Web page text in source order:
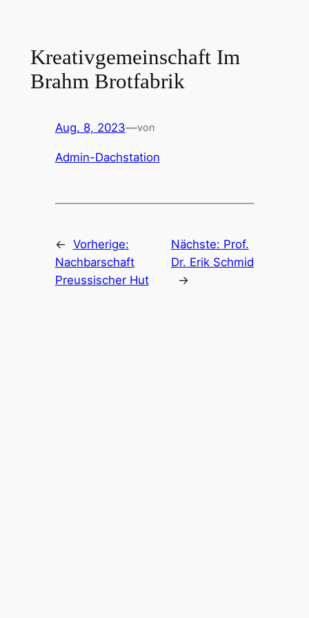
springenKreativgemeinschaft Im
Brahm Brotfabrik
Aug. 8, 2023—von
Admin-Dachstation
← Vorherige:
Nachbarschaft
Preussischer Hut
Nächste: Prof.
Dr. Erik Schmid
→